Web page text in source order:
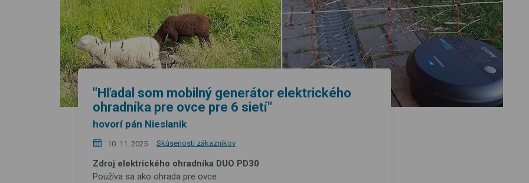
"Hľadal som mobilný generátor elektrického
ohradníka pre ovce pre 6 sietí"
hovorí pán Nieslanik
10. 11. 2025 Skúsenosti zákazníkov
Zdroj elektrického ohradníka DUO PD30
Používa sa ako ohrada pre ovce